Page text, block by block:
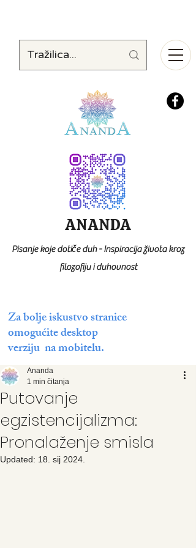
Za bolje iskustvo stranice
omogućite desktop
verziju na mobitelu.
ANANDA
Pisanje koje dotiče duh - Inspiracija života kroz
filozofiju i duhovnost
Putovanje
egzistencijalizma:
Pronalaženje smisla
Ananda
1 min čitanja
Updated: 18. sij 2024.